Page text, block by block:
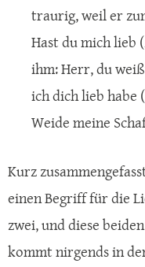
traurig, weil er
Hast du mich lieb (
ihm: Herr, du
ich dich lieb habe (
Weide meine
Kurz
einen Begriff für die
zwei, und diese
kommt nirgends in